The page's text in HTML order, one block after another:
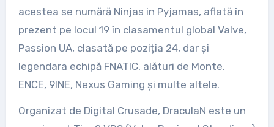
acestea se numără Ninjas in Pyjamas, aflată în
prezent pe locul 19 în clasamentul global Valve,
Passion UA, clasată pe poziția 24, dar și
legendara echipă FNATIC, alături de Monte,
ENCE, 9INE, Nexus Gaming și multe altele.
Organizat de Digital Crusade, DraculaN este un